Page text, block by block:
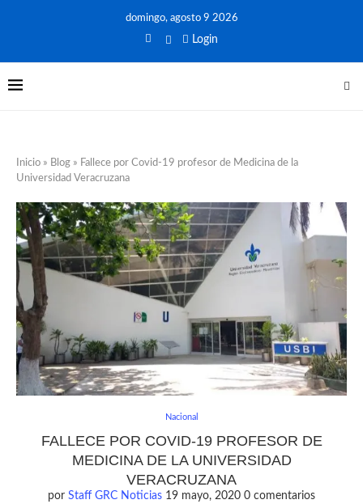
domingo, agosto 9 2026
Login
Inicio » Blog » Fallece por Covid-19 profesor de Medicina de la
Universidad Veracruzana
Nacional
FALLECE POR COVID-19 PROFESOR DE
MEDICINA DE LA UNIVERSIDAD
VERACRUZANA
por Staff GRC Noticias 19 mayo, 2020 0 comentarios